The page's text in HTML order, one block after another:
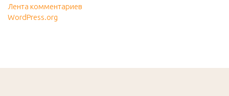
Лента комментариев
WordPress.org